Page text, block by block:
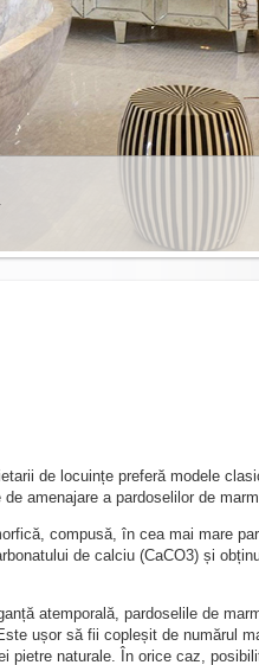
lucruri...
de locuințe preferă modele
amenajare a pardoselilor de
compusă, în cea mai mare
de calciu (CaCO3) și
atemporală, pardoselile de
ușor să fii copleșit de numărul
pietre naturale. În orice caz,